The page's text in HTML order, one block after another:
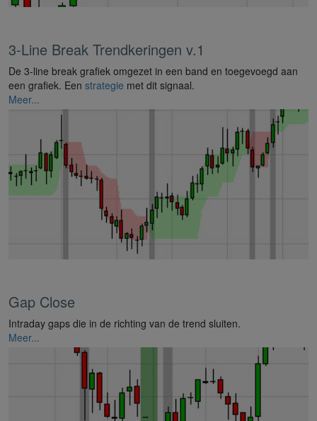
3-Line Break Trendkeringen v.1
De 3-line break grafiek omgezet in een band en toegevoegd aan
een grafiek. Een strategie met dit signaal.
Meer...
Gap Close
Intraday gaps die in de richting van de trend sluiten.
Meer...